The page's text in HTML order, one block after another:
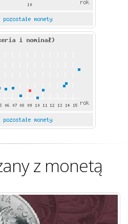
z monetą